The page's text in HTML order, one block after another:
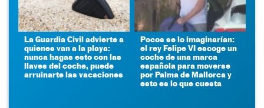
La Guardia Civil advierte a
quienes van a la playa:
nunca hagas esto con las
llaves del coche, puede
arruinarte las vacaciones
Pocos se lo imaginarían:
el rey Felipe VI escoge un
coche de una marca
española para moverse
por Palma de Mallorca y
esto es lo que cuesta